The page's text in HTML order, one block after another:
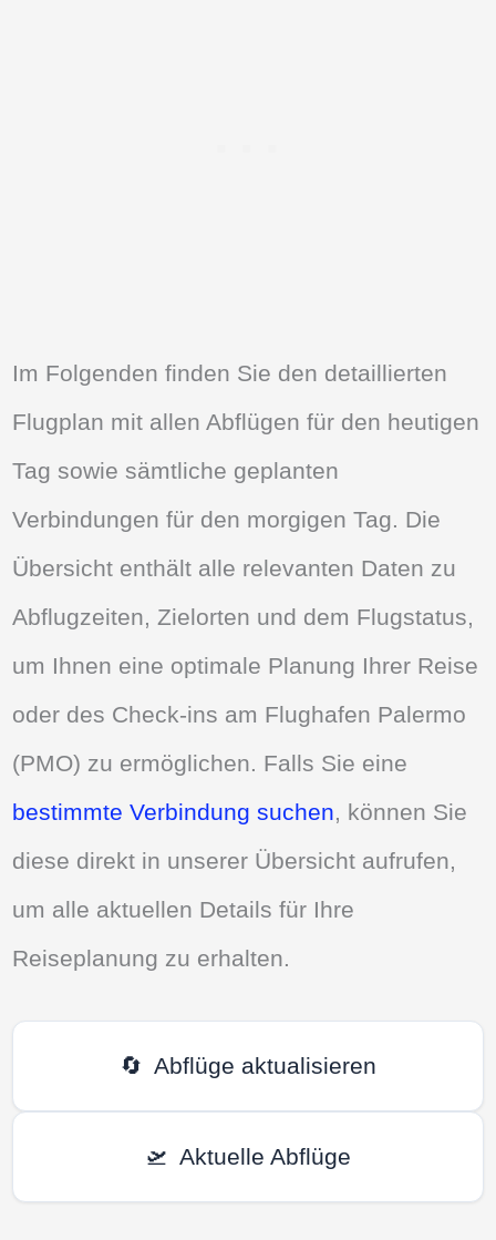
Im Folgenden finden Sie den detaillierten
Flugplan mit allen Abflügen für den heutigen
Tag sowie sämtliche geplanten
Verbindungen für den morgigen Tag. Die
Übersicht enthält alle relevanten Daten zu
Abflugzeiten, Zielorten und dem Flugstatus,
um Ihnen eine optimale Planung Ihrer Reise
oder des Check-ins am Flughafen Palermo
(PMO) zu ermöglichen. Falls Sie eine
bestimmte Verbindung suchen, können Sie
diese direkt in unserer Übersicht aufrufen,
um alle aktuellen Details für Ihre
Reiseplanung zu erhalten.
🔄 Abflüge aktualisieren
🛫 Aktuelle Abflüge